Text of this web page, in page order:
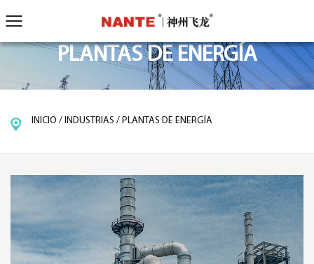
PLANTAS DE ENERGÍA
INICIO / INDUSTRIAS / PLANTAS DE ENERGÍA